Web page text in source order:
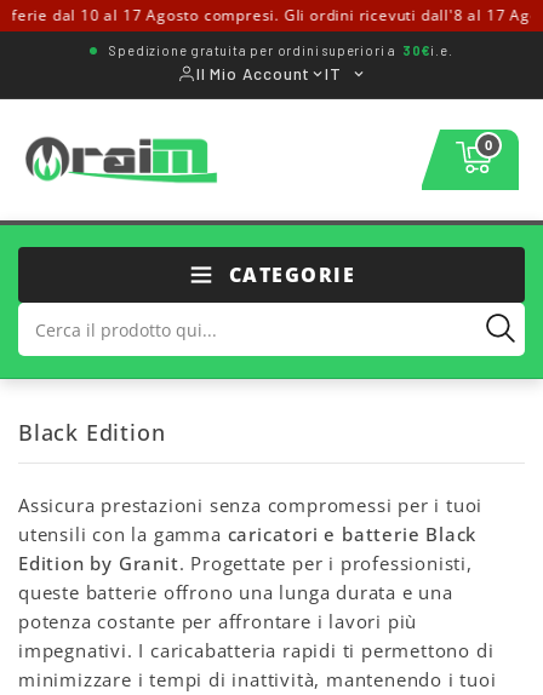
ferie dal 10 al 17 Agosto compresi. Gli ordini ricevuti dall'8 al 17
Spedizione gratuita per ordini superiori a 30€i.e.
Il Mio Account IT
0
CATEGORIE
Black Edition
Assicura prestazioni senza compromessi per i tuoi
utensili con la gamma caricatori e batterie Black
Edition by Granit. Progettate per i professionisti,
queste batterie offrono una lunga durata e una
potenza costante per affrontare i lavori più
impegnativi. I caricabatteria rapidi ti permettono di
minimizzare i tempi di inattività, mantenendo i tuoi